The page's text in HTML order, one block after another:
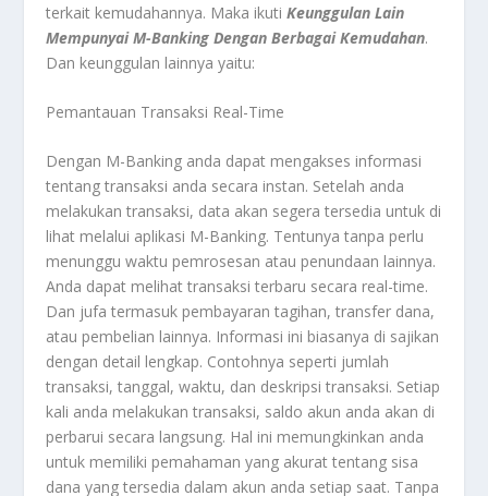
terkait kemudahannya. Maka ikutiKeunggulan Lain
Mempunyai M-Banking Dengan Berbagai Kemudahan.
Dan keunggulan lainnya yaitu:
Pemantauan Transaksi Real-Time
Dengan M-Banking anda dapat mengakses informasi
tentang transaksi anda secara instan. Setelah anda
melakukan transaksi, data akan segera tersedia untuk di
lihat melalui aplikasi M-Banking. Tentunya tanpa perlu
menunggu waktu pemrosesan atau penundaan lainnya.
Anda dapat melihat transaksi terbaru secara real-time.
Dan jufa termasuk pembayaran tagihan, transfer dana,
atau pembelian lainnya. Informasi ini biasanya di sajikan
dengan detail lengkap. Contohnya seperti jumlah
transaksi, tanggal, waktu, dan deskripsi transaksi. Setiap
kali anda melakukan transaksi, saldo akun anda akan di
perbarui secara langsung. Hal ini memungkinkan anda
untuk memiliki pemahaman yang akurat tentang sisa
dana yang tersedia dalam akun anda setiap saat. Tanpa